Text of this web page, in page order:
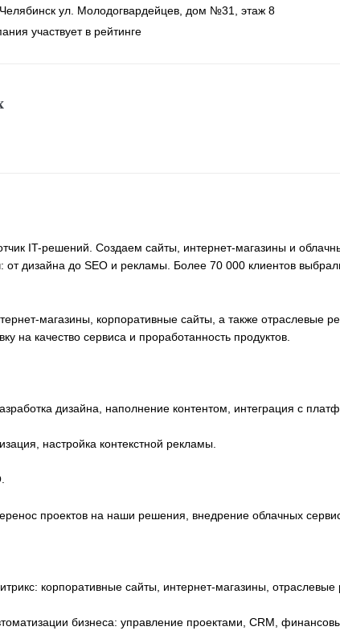
Челябинск ул. Молодогвардейцев, дом №31, этаж 8
участвует в рейтинге
IT-решений. Создаем сайты, интернет-магазины и
от дизайна до SEO и рекламы. Более 70 000 клиентов
магазины, корпоративные сайты, а также отраслевые
на качество сервиса и проработанность продуктов.
дизайна, наполнение контентом, интеграция с
настройка контекстной рекламы.
проектов на наши решения, внедрение облачных
корпоративные сайты, интернет-магазины, отраслевые
бизнеса: управление проектами, CRM,